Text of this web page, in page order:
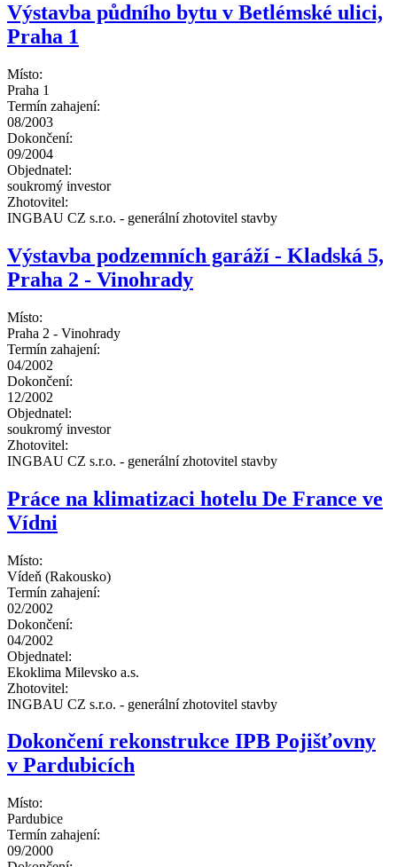
Výstavba půdního bytu v Betlémské ulici,
Praha 1
Místo:
Praha 1
Termín zahajení:
08/2003
Dokončení:
09/2004
Objednatel:
soukromý investor
Zhotovitel:
INGBAU CZ s.r.o. - generální zhotovitel stavby
Výstavba podzemních garáží - Kladská 5,
Praha 2 - Vinohrady
Místo:
Praha 2 - Vinohrady
Termín zahajení:
04/2002
Dokončení:
12/2002
Objednatel:
soukromý investor
Zhotovitel:
INGBAU CZ s.r.o. - generální zhotovitel stavby
Práce na klimatizaci hotelu De France ve
Vídni
Místo:
Vídeň (Rakousko)
Termín zahajení:
02/2002
Dokončení:
04/2002
Objednatel:
Ekoklima Milevsko a.s.
Zhotovitel:
INGBAU CZ s.r.o. - generální zhotovitel stavby
Dokončení rekonstrukce IPB Pojišťovny
v Pardubicích
Místo:
Pardubice
Termín zahajení:
09/2000